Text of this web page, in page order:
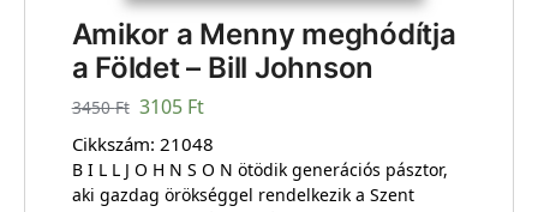
Amikor a Menny meghódítja
a Földet – Bill Johnson
3450Ft 3105 Ft
Cikkszám: 21048
B I L L J O H N S O N ötödik generációs pásztor,
aki gazdag örökséggel rendelkezik a Szent